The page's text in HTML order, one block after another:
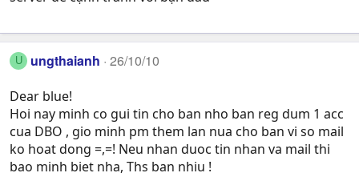
U ungthaianh 26/10/10
Dear blue!
Hoi nay minh co gui tin cho ban nho ban reg dum 1 acc
cua DBO , gio minh pm them lan nua cho ban vi so mail
ko hoat dong =,=! Neu nhan duoc tin nhan va mail thi
bao minh biet nha, Ths ban nhiu !